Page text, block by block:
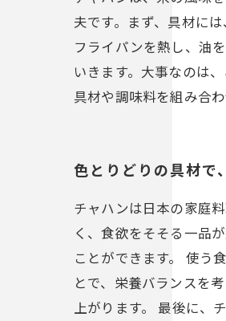
夫です。まず、具材に
フライパンを熱し、油
いきます。大事なのは
具材や調味料を組み合
色とりどりの具材で
チャハンは日本の家庭
く、食欲をそそる一品
ことができます。 使う
とで、栄養バランスを
上がります。 最後に、